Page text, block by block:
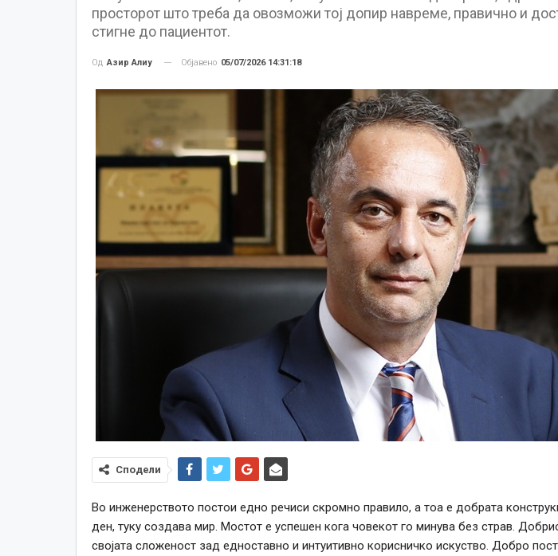
просторот што треба да овозможи тој допир навреме, правично и
стигне до пациентот.
Од Азир Алиу Објавено 05/07/2026 14:31:18
Сподели
Во инженерството постои едно речиси скромно правило, а тоа е добрата
ден, туку создава мир. Мостот е успешен кога човекот го минува без страв.
својата сложеност зад едноставно и интуитивно корисничко искуство. Добро